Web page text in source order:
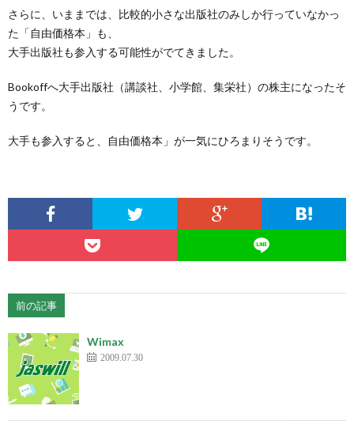
さらに、いままでは、比較的小さな出版社のみしか行っていなかっ
た「自由価格本」も、
大手出版社も参入する可能性がでてきました。
Bookoffへ大手出版社（講談社、小学館、集栄社）の株主になったそ
うです。
大手も参入すると、自由価格本」が一気にひろまりそうです。
前の記事
Wimax
2009.07.30